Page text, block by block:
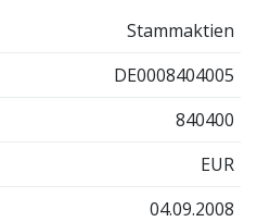
Stammaktien
DE0008404005
840400
EUR
04.09.2008